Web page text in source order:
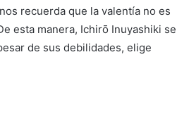
recuerda que la valentía no es
esta manera, Ichirō Inuyashiki se
de sus debilidades, elige